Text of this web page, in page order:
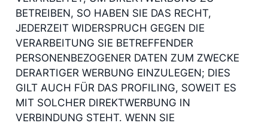
BETREIBEN, SO HABEN SIE DAS RECHT,
JEDERZEIT WIDERSPRUCH GEGEN DIE
VERARBEITUNG SIE BETREFFENDER
PERSONENBEZOGENER DATEN ZUM ZWECKE
DERARTIGER WERBUNG EINZULEGEN; DIES
GILT AUCH FÜR DAS PROFILING, SOWEIT ES
MIT SOLCHER DIREKTWERBUNG IN
VERBINDUNG STEHT. WENN SIE